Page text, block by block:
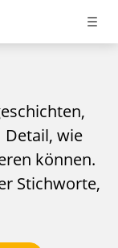
Detail, wie
können.
Stichworte,